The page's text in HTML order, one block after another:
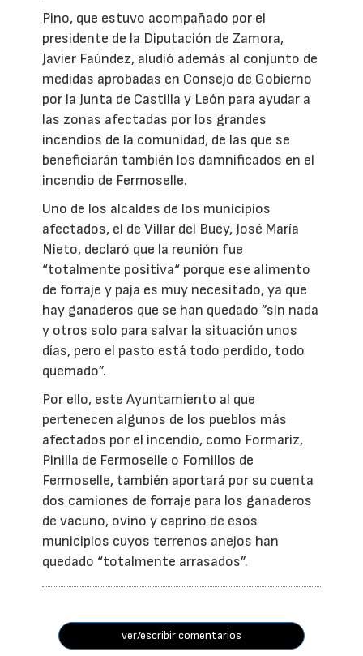
Pino, que estuvo acompañado por el
presidente de la Diputación de Zamora,
Javier Faúndez, aludió además al conjunto de
medidas aprobadas en Consejo de Gobierno
por la Junta de Castilla y León para ayudar a
las zonas afectadas por los grandes
incendios de la comunidad, de las que se
beneficiarán también los damnificados en el
incendio de Fermoselle.
Uno de los alcaldes de los municipios
afectados, el de Villar del Buey, José María
Nieto, declaró que la reunión fue
“totalmente positiva“ porque ese alimento
de forraje y paja es muy necesitado, ya que
hay ganaderos que se han quedado ”sin nada
y otros solo para salvar la situación unos
días, pero el pasto está todo perdido, todo
quemado”.
Por ello, este Ayuntamiento al que
pertenecen algunos de los pueblos más
afectados por el incendio, como Formariz,
Pinilla de Fermoselle o Fornillos de
Fermoselle, también aportará por su cuenta
dos camiones de forraje para los ganaderos
de vacuno, ovino y caprino de esos
municipios cuyos terrenos anejos han
quedado “totalmente arrasados”.
ver/escribir comentarios